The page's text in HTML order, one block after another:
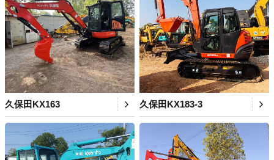
久保田KX163 久保田KX183-3